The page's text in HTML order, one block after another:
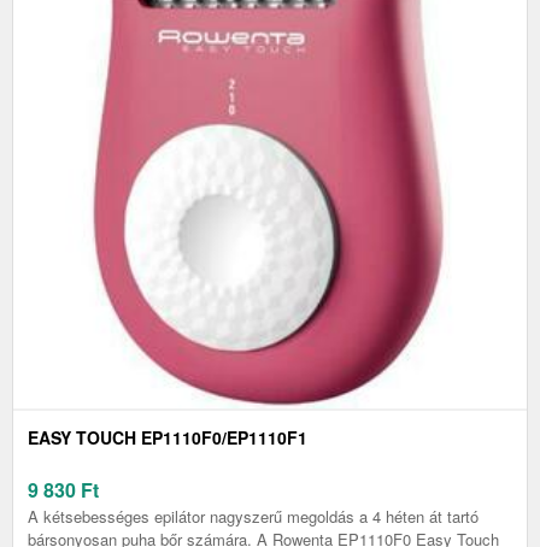
EASY TOUCH EP1110F0/EP1110F1
9 830 Ft
A kétsebességes epilátor nagyszerű megoldás a 4 héten át tartó
bársonyosan puha bőr számára. A Rowenta EP1110F0 Easy Touch